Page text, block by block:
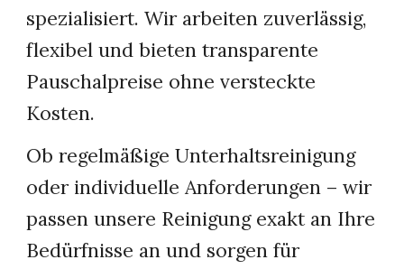
spezialisiert. Wir arbeiten zuverlässig,
flexibel und bieten transparente
Pauschalpreise ohne versteckte
Kosten.
Ob regelmäßige Unterhaltsreinigung
oder individuelle Anforderungen – wir
passen unsere Reinigung exakt an Ihre
Bedürfnisse an und sorgen für